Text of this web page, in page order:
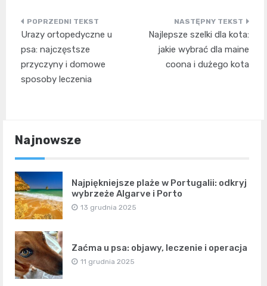
Nawigacja
wpisu
Urazy ortopedyczne u
psa: najczęstsze
przyczyny i domowe
sposoby leczenia
Najlepsze szelki dla kota:
jakie wybrać dla maine
coona i dużego kota
Najnowsze
Najpiękniejsze plaże w Portugalii: odkryj
wybrzeże Algarve i Porto
13 grudnia 2025
Zaćma u psa: objawy, leczenie i operacja
11 grudnia 2025